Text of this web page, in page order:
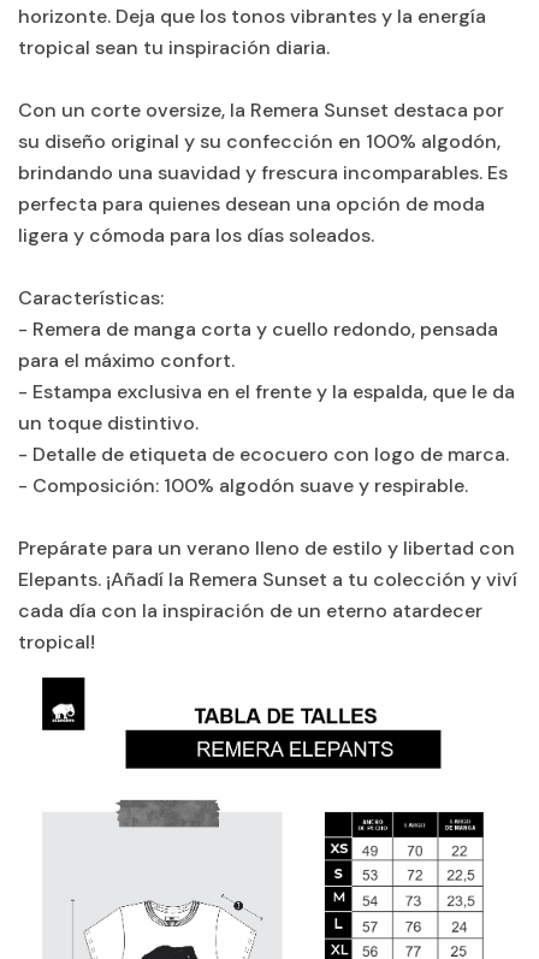
horizonte. Deja que los tonos vibrantes y la energía
tropical sean tu inspiración diaria.
Con un corte oversize, la Remera Sunset destaca por
su diseño original y su confección en 100% algodón,
brindando una suavidad y frescura incomparables. Es
perfecta para quienes desean una opción de moda
ligera y cómoda para los días soleados.
Características:
- Remera de manga corta y cuello redondo, pensada
para el máximo confort.
- Estampa exclusiva en el frente y la espalda, que le da
un toque distintivo.
- Detalle de etiqueta de ecocuero con logo de marca.
- Composición: 100% algodón suave y respirable.
Prepárate para un verano lleno de estilo y libertad con
Elepants. ¡Añadí la Remera Sunset a tu colección y viví
cada día con la inspiración de un eterno atardecer
tropical!